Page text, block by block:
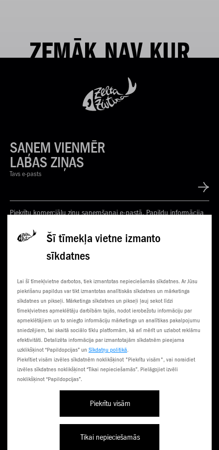
Šī tīmekļa vietne izmanto
sīkdatnes
Lai šī tīmekļvietne darbotos, tiek izmantotas nepieciešamās sīkdatnes. Ar Jūsu
piekrišanu papildus var tikt izmantotas analītiskās sīkdatnes un mārketinga
sīkdatnes un pikseļi. Mārketinga sīkdatnes un pikseļi ļauj sekot līdzi
tīmekļvietnes apmeklētāju darbībām tajās, nodot ierobežotu informāciju par
apmeklētājiem un to sniegto informāciju mārketinga un analītikas pakalpojumu
sniedzējiem, tai skaitā sociālo tīklu platformām, kā arī mērīt un uzlabot reklāmu
efektivitāti. Detalizēta informācija par izmantotajām sīkdatnēm pieejama
uzklikšķinot “Papildopcijas” un Sīkdatņu politikā.
Piekrītiet visām izvēles sīkdatnēm noklikšķinot "Piekrītu visām", vai noraidiet
izvēles sīkdatnes noklikšķinot “Tikai nepieciešamās”. Pielāgojiet izvēli
noklikšķinot “Papildopcijas”.
Piekrītu visām
Tikai nepieciešamās
ZEMĀK NAV KUR
SAŅEM VIENMĒR
LABAS ZIŅAS
Tavs e-pasts
Piekrītu komerciālu ziņu saņemšanai e-pastā. Papildu informācija
KLIENTU CENTRI
SŪTI SMS
ČEMPIONĀTS
3G NORIETS
TŪRISTIEM